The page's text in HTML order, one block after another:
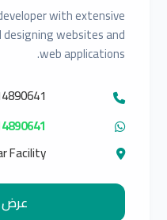
with extensive
designing websites and
web applications.
Facility
عرض